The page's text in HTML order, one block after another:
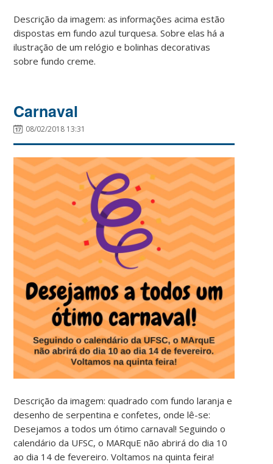
Descrição da imagem: as informações acima estão
dispostas em fundo azul turquesa. Sobre elas há a
ilustração de um relógio e bolinhas decorativas
sobre fundo creme.
Carnaval
08/02/2018 13:31
Descrição da imagem: quadrado com fundo laranja e
desenho de serpentina e confetes, onde lê-se:
Desejamos a todos um ótimo carnaval! Seguindo o
calendário da UFSC, o MARquE não abrirá do dia 10
ao dia 14 de fevereiro. Voltamos na quinta feira!